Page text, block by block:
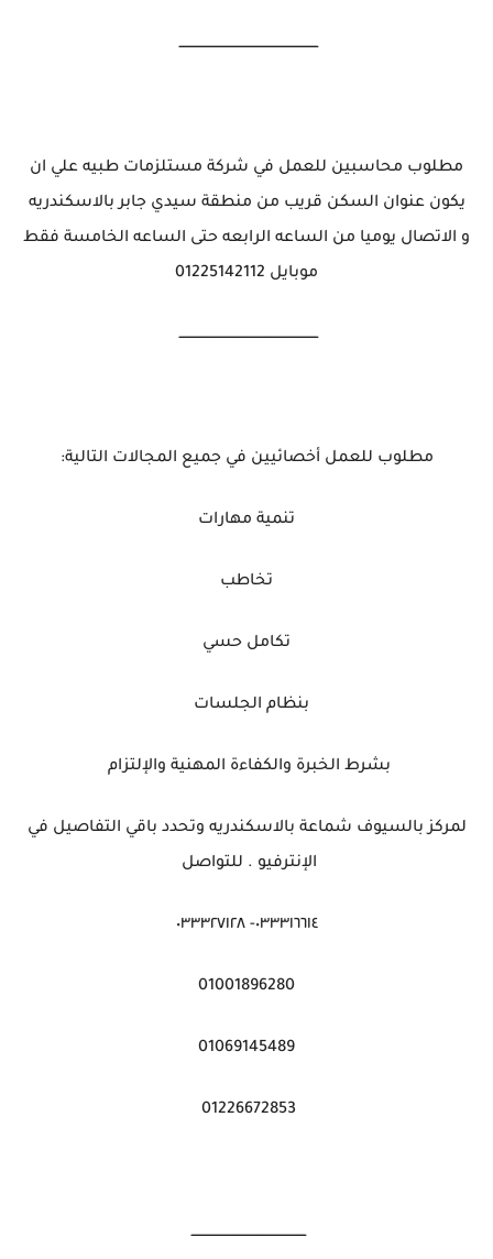
ـــــــــــــــــــــــــــــــــــــــــــــــــــــــــــــــ
مطلوب محاسبين للعمل في شركة مستلزمات طبيه علي ان
يكون عنوان السكن قريب من منطقة سيدي جابر بالاسكندريه
و الاتصال يوميا من الساعه الرابعه حتى الساعه الخامسة فقط
موبايل 01225142112
ـــــــــــــــــــــــــــــــــــــــــــــــــــــــــــــــ
مطلوب للعمل أخصائيين في جميع المجالات التالية:
تنمية مهارات
تخاطب
تكامل حسي
بنظام الجلسات
بشرط الخبرة والكفاءة المهنية والإلتزام
لمركز بالسيوف شماعة بالاسكندريه وتحدد باقي التفاصيل في
الإنترفيو . للتواصل
٠٣٣٣١٦٦١٤- ٠٣٣٣٢٧١٢٨
01001896280
01069145489
01226672853
ــــــــــــــــــــــــــــــــــــــــــــــــــــ